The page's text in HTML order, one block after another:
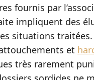
fournis par
impliquent des
situations
et
très rarement